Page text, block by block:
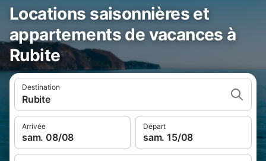
Locations saisonnières et
appartements de vacances à
Rubite
Destination
Rubite
Arrivée
sam. 08/08
Départ
sam. 15/08